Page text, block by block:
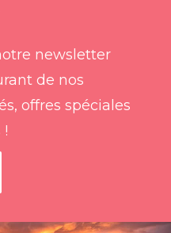
newsletter
de nos
offres spéciales